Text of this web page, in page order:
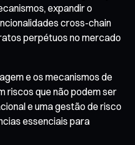
expandir o
cross-chain
perpétuos no mercado
e os mecanismos de
riscos que não podem ser
e uma gestão de risco
essenciais para